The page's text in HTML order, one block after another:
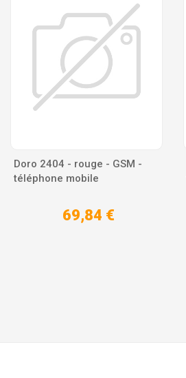
Doro 2404 - rouge - GSM -
téléphone mobile
69,84 €